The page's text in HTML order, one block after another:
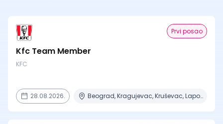
Prvi posao
Kfc Team Member
KFC
28.08.2026. Beograd, Kragujevac, Kruševac, Lapovo, Niš + 4 mesta